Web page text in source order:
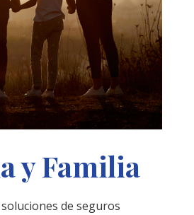
y Familia
de seguros